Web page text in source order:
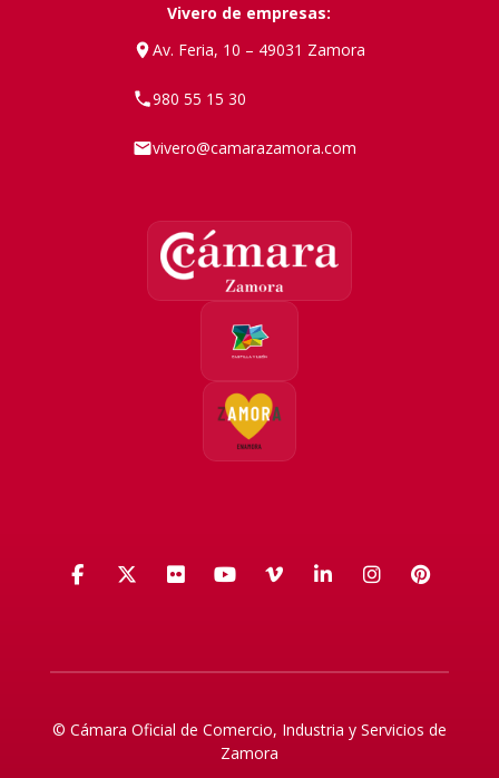
Vivero de empresas:
Av. Feria, 10 – 49031 Zamora
980 55 15 30
vivero@camarazamora.com
Facebook
X (Twitter)
FlickrYouTube
VimeoLinkedIn
© Cámara Oficial de Comercio, Industria y Servicios de
Zamora